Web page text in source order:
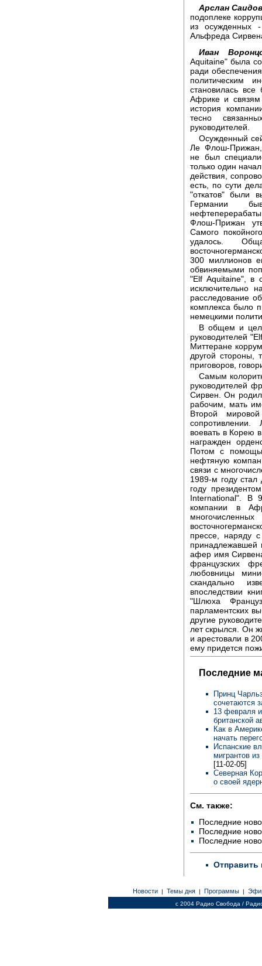
Арслан
подоплеке
из осужденных
Альфреда
Иван
Aquitaine" была
ради
политическим
становилась
Африке и
история
тесно
руководителей.
Осужденный
Ле Флош-Прижан,
не был
только один
действия,
есть, по сути
"откатов" были
Германии
Флош-Прижан
Самого
удалось.
300 миллионов
обвиняемыми
"Elf Aquitaine", в
исключительно
расследование
комплекса было
немецкими
В общем и
руководителей
Миттеране
другой стороны,
приговоров,
Самым
руководителей
Сирвен. Он
рабочим, мать
Второй
воевать в Корею
награжден
Потом с
нефтяную
связи с
1989-м году стал
году
International". В
компании в
прессе, наряду
принадлежавшей
афер имя
французских
любовницы
скандально
впоследствии
"Шлюха
парламентских
другие
лет скрылся. Он
и арестовали в
ему придется
Последние
Принц
сочетаются
13 февраля
британской
Как в
начать
Испанские
мигрантов
[11-02-05]
Северная
о своей
См. также:
Последние
Последние
Последние
Отправить
Новости | Темы дня | Программы |
c 2004 Радио Свобода /